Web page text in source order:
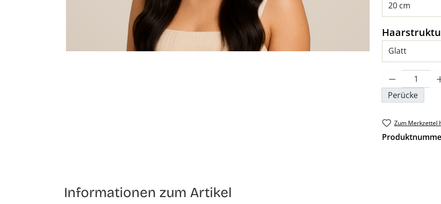
Produkt
Perücke
Zum Merkzettel
Informationen zum Artikel